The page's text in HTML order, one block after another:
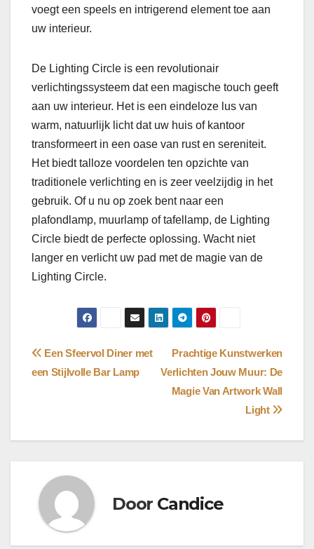
voegt een speels en intrigerend element toe aan
uw interieur.
De Lighting Circle is een revolutionair
verlichtingssysteem dat een magische touch geeft
aan uw interieur. Het is een eindeloze lus van
warm, natuurlijk licht dat uw huis of kantoor
transformeert in een oase van rust en sereniteit.
Het biedt talloze voordelen ten opzichte van
traditionele verlichting en is zeer veelzijdig in het
gebruik. Of u nu op zoek bent naar een
plafondlamp, muurlamp of tafellamp, de Lighting
Circle biedt de perfecte oplossing. Wacht niet
langer en verlicht uw pad met de magie van de
Lighting Circle.
Bericht
navigatie
Prachtige Kunstwerken
Verlichten Jouw Muur: De
Magie Van Artwork Wall
Light
Een Sfeervol Diner met
een Stijlvolle Bar Lamp
Door Candice